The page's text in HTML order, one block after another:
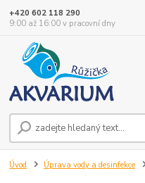
+420 602 118 290
9:00 až 16:00 v pracovní dny
Úvod Úprava vody a desinfekce